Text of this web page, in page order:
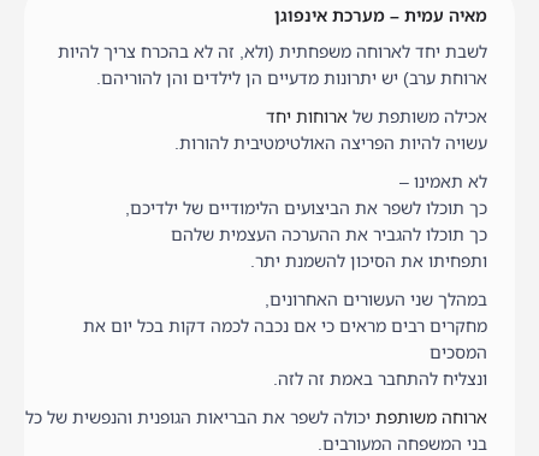
מאיה עמית – מערכת אינפוגן
לשבת יחד לארוחה משפחתית (ולא, זה לא בהכרח צריך להיות
ארוחת ערב) יש יתרונות מדעיים הן לילדים והן להוריהם.
אכילה משותפת של ארוחות יחד
עשויה להיות הפריצה האולטימטיבית להורות.
לא תאמינו –
כך תוכלו לשפר את הביצועים הלימודיים של ילדיכם,
כך תוכלו להגביר את ההערכה העצמית שלהם
ותפחיתו את הסיכון להשמנת יתר.
במהלך שני העשורים האחרונים,
מחקרים רבים מראים כי אם נכבה לכמה דקות בכל יום את
המסכים
ונצליח להתחבר באמת זה לזה.
ארוחה משותפתיכולה לשפר את הבריאות הגופנית והנפשית של כל
בני המשפחה המעורבים.